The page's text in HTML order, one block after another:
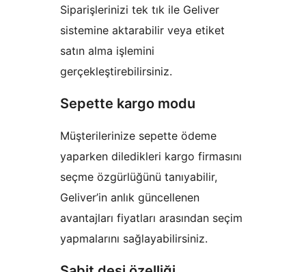
Siparişlerinizi tek tık ile Geliver
sistemine aktarabilir veya etiket
satın alma işlemini
gerçekleştirebilirsiniz.
Sepette kargo modu
Müşterilerinize sepette ödeme
yaparken diledikleri kargo firmasını
seçme özgürlüğünü tanıyabilir,
Geliver’in anlık güncellenen
avantajları fiyatları arasından seçim
yapmalarını sağlayabilirsiniz.